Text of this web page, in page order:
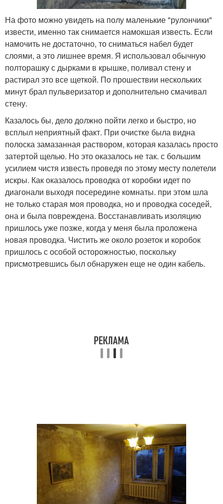
На фото можно увидеть на полу маленькие "рулончики"
извести, именно так снимается намокшая известь. Если
намочить не достаточно, то сниматься набел будет
слоями, а это лишнее время. Я использовал обычную
полторашку с дырками в крышке, поливал стену и
растирал это все щеткой. По прошествии нескольких
минут брал пульверизатор и дополнительно смачивал
стену.
Казалось бы, дело должно пойти легко и быстро, но
всплыл неприятный факт. При очистке была видна
полоска замазанная раствором, которая казалась просто
затертой щелью. Но это оказалось не так. с большим
усилием чистя известь проведя по этому месту полетели
искры. Как оказалось проводка от коробки идет по
диагонали выходя посередине комнаты. при этом шла
не только старая моя проводка, но и проводка соседей,
она и была повреждена. Восстанавливать изоляцию
пришлось уже позже, когда у меня была проложена
новая проводка. Чистить же около розеток и коробок
пришлось с особой осторожностью, поскольку
присмотревшись был обнаружен еще не один кабель.